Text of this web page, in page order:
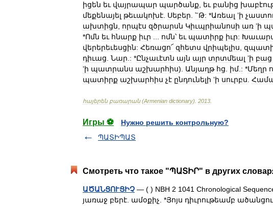
իցեն եւ վայրապար պարծանք եւ բանից
մեքենայել թեւակոխէ Սեբեր ՟Թ: *Առեալ ʼի
ախտիցն
որպէս զծրարսն Կիւպրիանոսի առ ʼի
*Ոմն եւ հնարք իւր ոմն՝ եւ պատիրք իւր:
վերերեւեսցին: Հեռացո՜ զհետս վրիպելիս
դիւաց Նար : *Ընչաւէտն այն այր տրտմեալ ʼի բաց
ʼի պատրանս աշխարհիս). Անյաղթ հց իմ : *Մեղր
պատիրք աշխարհիս չէ ընդունելի ʼի սուրբս
հայերեն բառարան(Armenian dictionary) 2013
Игры ⚽
Нужно решить контрольную?
ՊԱՏԻՊԱՏ
Смотреть что такое "ՊԱՏԻՐ" в других
ԱԾԱՆՑՈՒՑԻՉ — ( ) NBH 2 1041 Chronological
յառաջ բերէ. ամօքիչ. *Յոյս դիւրութեամբ